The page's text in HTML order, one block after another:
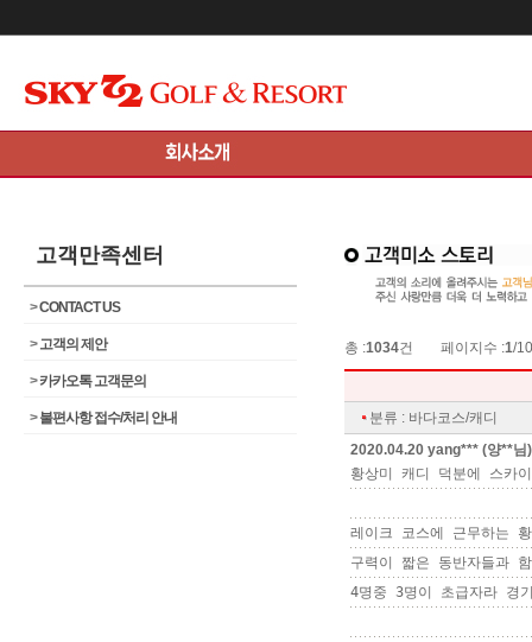
고객만족센터
>CONTACT US
>고객의 제안
>카카오톡 고객문의
>불편사항 접수/처리 안내
총 :1034건 페이지수 :1/
분류 : 바다코스/캐디
2020.04.20 yang*** (양**님)
황상미 캐디 덕분에 스카
레이크 코스에 근무하는
구력이 짧은 동반자들과
4명중 3명이 초급자라 경